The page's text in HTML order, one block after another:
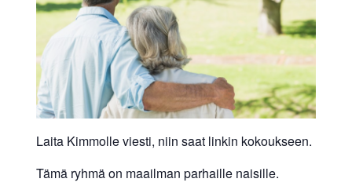
Laita Kimmolle viesti, niin saat linkin kokoukseen.
Tämä ryhmä on maailman parhaille naisille.